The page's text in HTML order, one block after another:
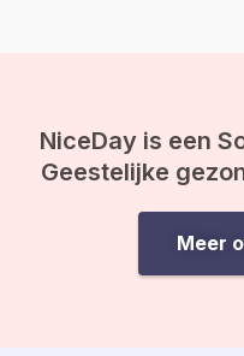
NiceDay is een
Geestelijke
Meer